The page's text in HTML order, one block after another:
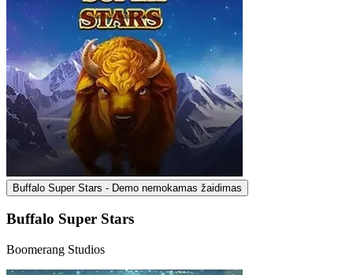
Buffalo Super Stars - Demo nemokamas žaidimas
Buffalo Super Stars
Boomerang Studios